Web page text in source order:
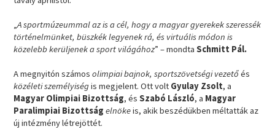
„A sportmúzeummal az is a cél, hogy a magyar gyerekek szeressék
történelmünket, büszkék legyenek rá, és virtuális módon is
közelebb kerüljenek a sport világához” – mondtaSchmitt Pál.
A megnyitón számosolimpiai bajnok, sportszövetségi vezetőés
közéleti személyiségis megjelent. Ott volt Gyulay Zsolt, a
Magyar Olimpiai Bizottság, ésSzabó László, a Magyar
Paralimpiai Bizottság elnökeis, akik beszédükben méltatták az
új intézmény létrejöttét.